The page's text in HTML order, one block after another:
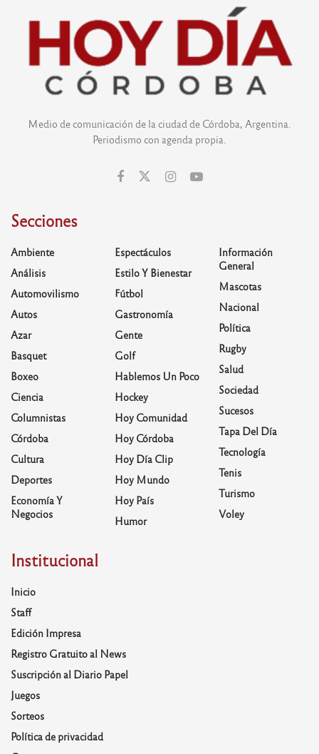
Medio de comunicación de la ciudad de Córdoba, Argentina.
Periodismo con agenda propia.
Secciones
Ambiente
Análisis
Automovilismo
Autos
Azar
Basquet
Boxeo
Ciencia
Columnistas
Córdoba
Cultura
Deportes
Economía Y
Negocios
Espectáculos
Estilo Y Bienestar
Fútbol
Gastronomía
Gente
Golf
Hablemos Un Poco
Hockey
Hoy Comunidad
Hoy Córdoba
Hoy Día Clip
Hoy Mundo
Hoy País
Humor
Información
General
Mascotas
Nacional
Política
Rugby
Salud
Sociedad
Sucesos
Tapa Del Día
Tecnología
Tenis
Turismo
Voley
Institucional
Inicio
Staff
Edición Impresa
Registro Gratuito al News
Suscripción al Diario Papel
Juegos
Sorteos
Política de privacidad